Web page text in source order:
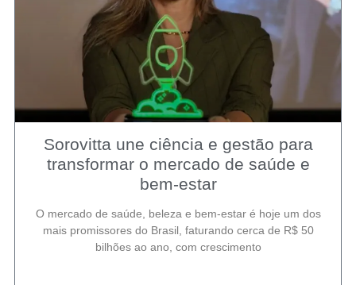
Sorovitta une ciência e gestão para
transformar o mercado de saúde e
bem-estar
O mercado de saúde, beleza e bem-estar é hoje um dos
mais promissores do Brasil, faturando cerca de R$ 50
bilhões ao ano, com crescimento